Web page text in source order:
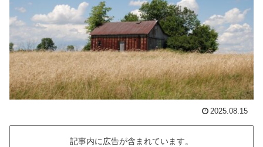
2025.08.15
記事内に広告が含まれています。